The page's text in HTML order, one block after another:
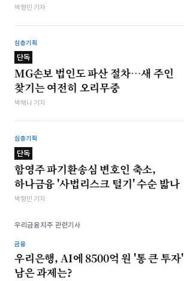
박형민 기자
심층기획
단독
MG손보 법인도 파산 절차…새 주인
찾기는 여전히 오리무중
박해나 기자
심층기획
단독
함영주 파기환송심 변호인 축소,
하나금융 '사법리스크 털기' 수순 밟나
박형민 기자
우리금융지주 관련기사
금융
우리은행, AI에 8500억 원 '통 큰 투자'
남은 과제는?